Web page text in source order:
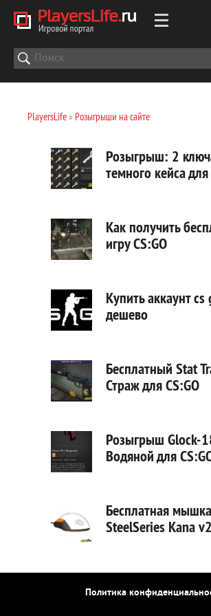
PlayersLife» Розыгрыши на сайте
Розыгрыш: 2
темного кейса для
Как получить
игру CS:GO
Купить аккаунт cs
дешево
Бесплатный Stat
Страж для CS:GO
Розыгрыш Glock-
Водяной для
Бесплатная мышка
SteelSeries Kana v2
Политика